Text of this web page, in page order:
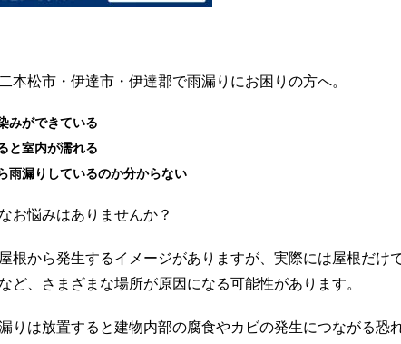
本松市・伊達市・伊達郡で雨漏りにお困りの方へ。
みができている
と室内が濡れる
雨漏りしているのか分からない
お悩みはありませんか？
根から発生するイメージがありますが、実際には屋根だけ
ど、さまざまな場所が原因になる可能性があります。
りは放置すると建物内部の腐食やカビの発生につながる恐